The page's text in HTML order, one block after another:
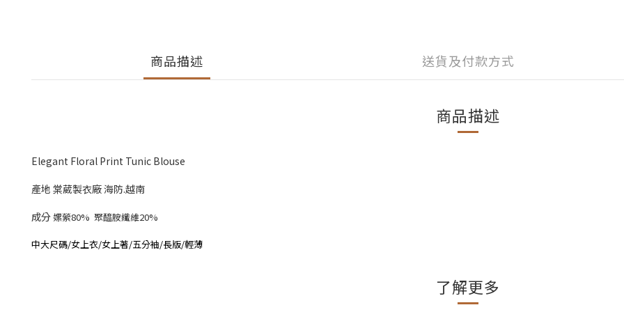
商品描述 送貨及付款方式
商品描述
Elegant Floral Print Tunic Blouse
產地 棠葳製衣廠 海防.越南
成分 嫘縈80% 聚醯胺纖維20%
中大尺碼/女上衣/女上著/五分袖/長版/輕薄
了解更多